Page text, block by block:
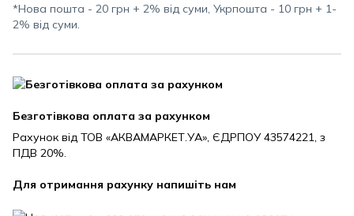
*Нова пошта - 20 грн + 2% від суми, Укрпошта - 10 грн + 1-
2% від суми.
Безготівкова оплата за рахунком
Рахунок від ТОВ «АКВАМАРКЕТ.УА», ЄДРПОУ 43574221, з
ПДВ 20%.
Для отримання рахунку напишіть нам